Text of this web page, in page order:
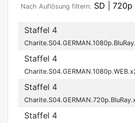
Nach Auflösung filtern: SD 720p
Staffel 4
Staffel 4
Staffel 4
Staffel 4